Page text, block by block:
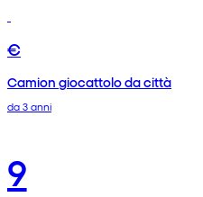
€
Camion giocattolo da città
da 3 anni
9